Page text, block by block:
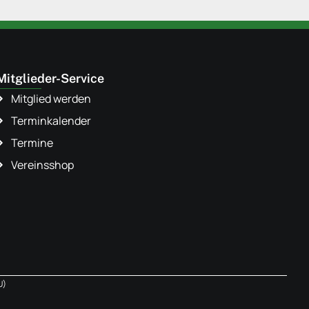
Service
Mitglied werden
Terminkalender
Termine
Vereinsshop